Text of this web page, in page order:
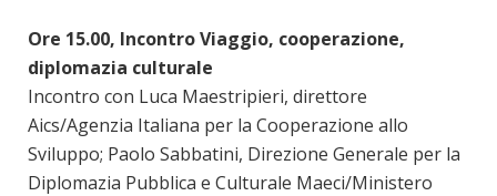
Ore 15.00, Incontro Viaggio, cooperazione,
diplomazia culturale
Incontro con Luca Maestripieri, direttore
Aics/Agenzia Italiana per la Cooperazione allo
Sviluppo; Paolo Sabbatini, Direzione Generale per la
Diplomazia Pubblica e Culturale Maeci/Ministero